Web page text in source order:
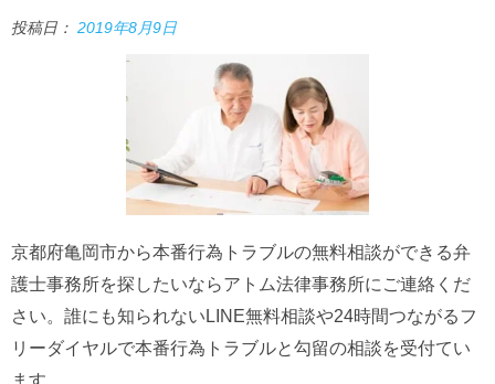
投稿日： 2019年8月9日
京都府亀岡市から本番行為トラブルの無料相談ができる弁
護士事務所を探したいならアトム法律事務所にご連絡くだ
さい。誰にも知られないLINE無料相談や24時間つながるフ
リーダイヤルで本番行為トラブルと勾留の相談を受付てい
ます。